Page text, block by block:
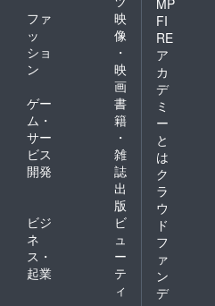
ファ
ッ
ショ
ン
映
像
・
映
画
ゲー
ム・
サー
ビス
開発
書
籍
・
雑
誌
出
版
ビジ
ネ
ス・
起業
ビ
ュ
ー
テ
ィ
FI
RE
ア
カ
デ
ミ
ー
と
は
ク
ラ
ウ
ド
フ
ァ
ン
デ